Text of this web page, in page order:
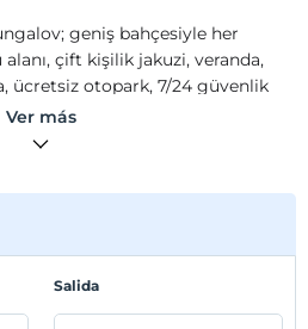
geniş bahçesiyle her
çift kişilik jakuzi, veranda,
ücretsiz otopark, 7/24 güvenlik
unutulmaz bir konaklama
kurulmuştur. Tesisin
geniş bahçede ( 2.800m²)
salıncaklar , oturma
alanı yer almaktadır. Tesis
Ver más
Salida